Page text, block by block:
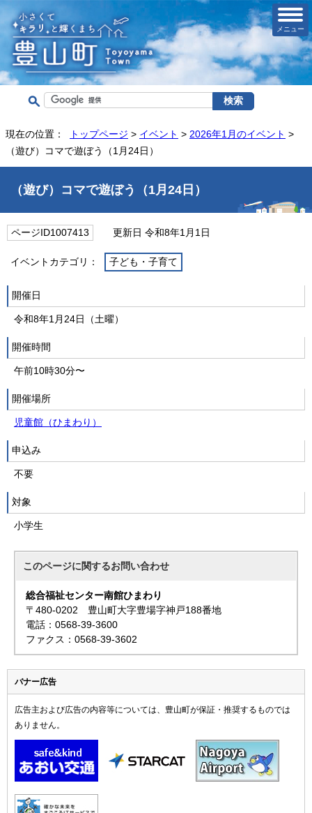
メニュー
現在の位置： トップページ > イベント > 2026年1月のイベント >
（遊び）コマで遊ぼう（1月24日）
（遊び）コマで遊ぼう（1月24日）
ページID1007413 更新日 令和8年1月1日
イベントカテゴリ： 子ども・子育て
開催日
令和8年1月24日（土曜）
開催時間
午前10時30分〜
開催場所
児童館（ひまわり）
申込み
不要
対象
小学生
このページに関するお問い合わせ
総合福祉センター南館ひまわり
〒480-0202 豊山町大字豊場字神戸188番地
電話：0568-39-3600
ファクス：0568-39-3602
バナー広告
広告主および広告の内容等については、豊山町が保証・推奨するものでは
ありません。